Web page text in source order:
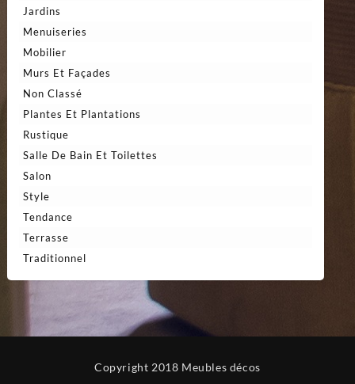
Jardins
Menuiseries
Mobilier
Murs Et Façades
Non Classé
Plantes Et Plantations
Rustique
Salle De Bain Et Toilettes
Salon
Style
Tendance
Terrasse
Traditionnel
Copyright 2018 Meubles décos